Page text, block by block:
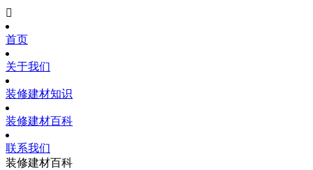

首页
关于我们
装修建材知识
装修建材百科
联系我们
装修建材百科